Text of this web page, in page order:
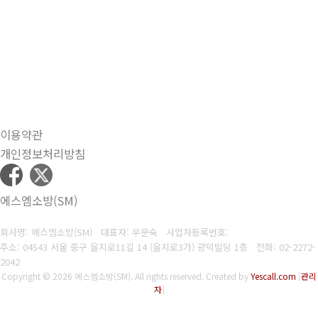
이용약관
개인정보처리방침
에스엠소방(SM)
회사명: 에스엠소방(SM) 대표자: 우문숙 사업자등록번호:
주소: 04543 서울 중구 을지로11길 14 (을지로3가) 광덕빌딩 1층 전화: 02-2272-
2042
Copyright © 2026 에스엠소방(SM). All rights reserved. Created byYescall.com [관리
자]